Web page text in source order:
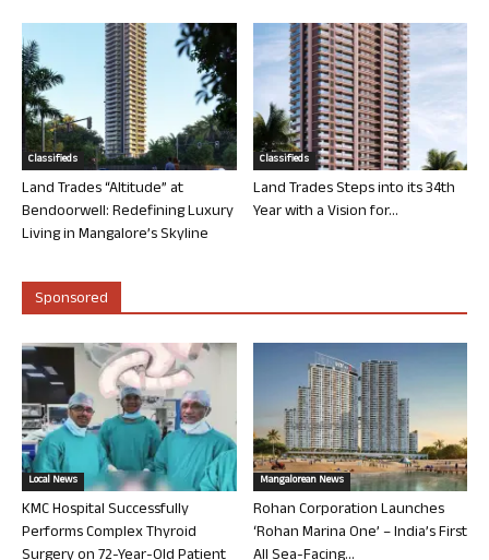
Classifieds
Land Trades “Altitude” at
Bendoorwell: Redefining Luxury
Living in Mangalore’s Skyline
Classifieds
Land Trades Steps into its 34th
Year with a Vision for...
Sponsored
Local News
KMC Hospital Successfully
Performs Complex Thyroid
Mangalorean News
Rohan Corporation Launches
‘Rohan Marina One’ – India’s First